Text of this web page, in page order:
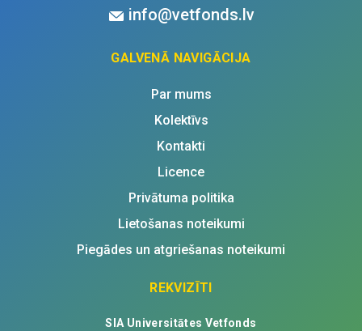
info@vetfonds.lv
GALVENĀ NAVIGĀCIJA
Par mums
Kolektīvs
Kontakti
Licence
Privātuma politika
Lietošanas noteikumi
Piegādes un atgriešanas noteikumi
REKVIZĪTI
SIA Universitātes Vetfonds